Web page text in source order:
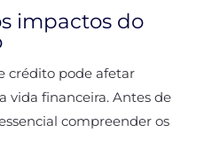
impactos do
crédito pode afetar
vida financeira. Antes de
compreender os